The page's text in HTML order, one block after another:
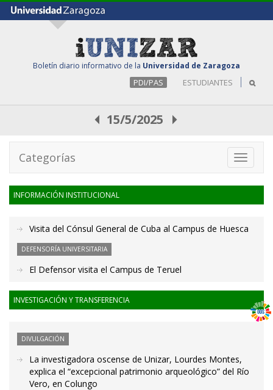
Boletín diario informativo de la Universidad de Zaragoza
PDI/PAS ESTUDIANTES
15/5/2025
Toggle
Categorías
INFORMACIÓN INSTITUCIONAL
Visita del Cónsul General de Cuba al Campus de Huesca
DEFENSORÍA UNIVERSITARIA
El Defensor visita el Campus de Teruel
INVESTIGACIÓN Y TRANSFERENCIA
DIVULGACIÓN
La investigadora oscense de Unizar, Lourdes Montes,
explica el “excepcional patrimonio arqueológico” del Río
Vero, en Colungo